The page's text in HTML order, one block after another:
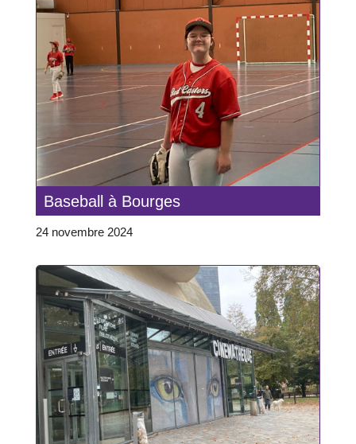
Baseball à Bourges
24 novembre 2024